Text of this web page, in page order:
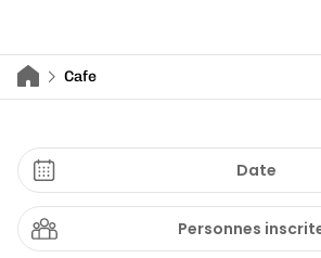
Cafe
Date
Personnes